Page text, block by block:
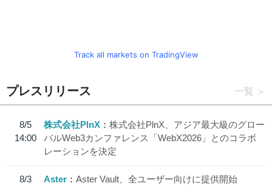
Track all markets on TradingView
プレスリリース 一覧
8/5
14:00
株式会社PlnX
株式会社PlnX、アジア最大級のグロー
バルWeb3カンファレンス「WebX2026」とのコラボ
レーションを決定
8/3
Aster Aster Vault、全ユーザー向けに提供開始